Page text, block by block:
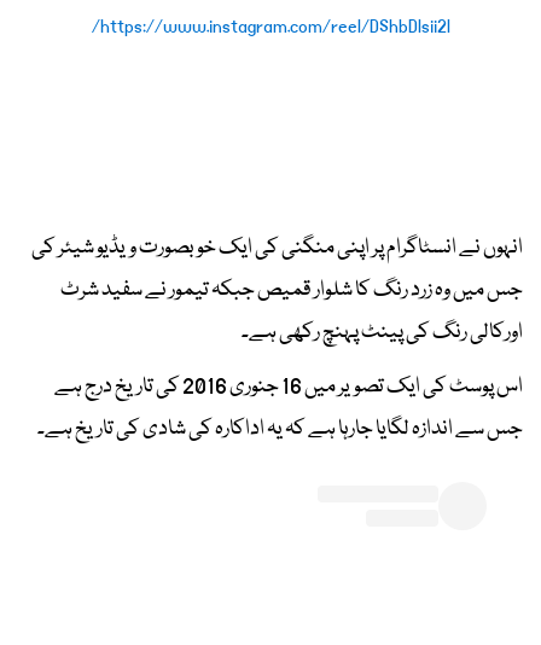
https://www.instagram.com/reel/DShbDlsii2l/
انہوں نے انسٹاگرام پر اپنی منگنی کی ایک خوبصورت ویڈیو شیئر کی
جس میں وہ زرد رنگ کا شلوار قمیص جبکہ تیمور نے سفید شرٹ
اورکالی رنگ کی پینٹ پہنچ رکھی ہے۔
اس پوسٹ کی ایک تصویر میں 16 جنوری 2016 کی تاریخ درج ہے
جس سے اندازہ لگایا جارہا ہے کہ یہ اداکارہ کی شادی کی تاریخ ہے۔